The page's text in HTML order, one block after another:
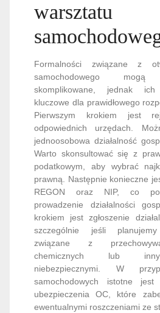
warsztatu
Formalności związane z
samochodowego
skomplikowane, jednak
kluczowe dla prawidłowego
Pierwszym krokiem jest
odpowiednich urzędach.
jednoosobowa działalność
Warto skonsultować się z
podatkowym, aby wybrać
prawną. Następnie konieczne
REGON oraz NIP, co
prowadzenie działalności
krokiem jest zgłoszenie
szczególnie jeśli
związane z
chemicznych lub
niebezpiecznymi. W
samochodowych istotne jest
ubezpieczenia OC, które
ewentualnymi roszczeniami ze